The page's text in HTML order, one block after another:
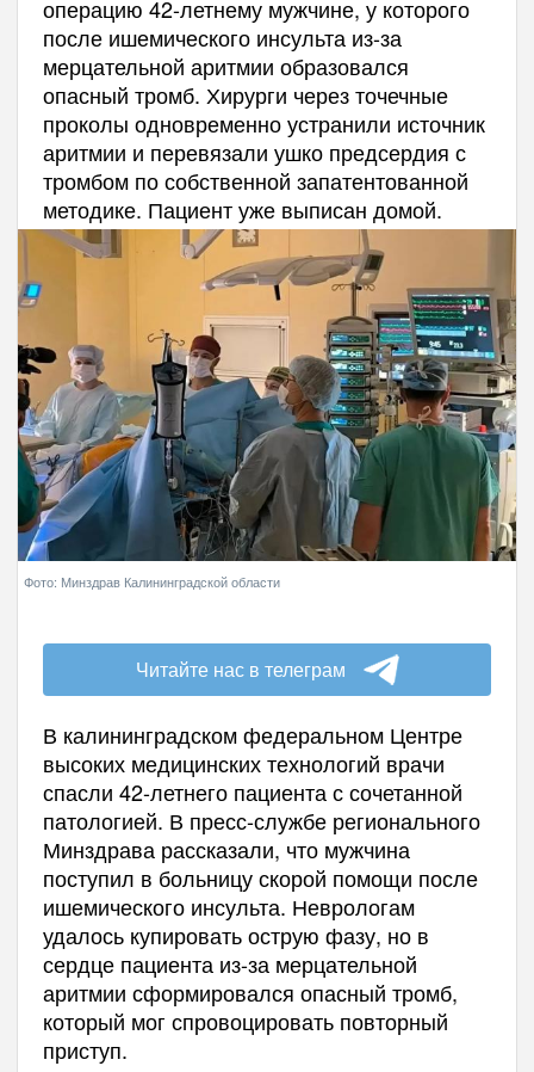
операцию 42-летнему мужчине, у которого
после ишемического инсульта из-за
мерцательной аритмии образовался
опасный тромб. Хирурги через точечные
проколы одновременно устранили источник
аритмии и перевязали ушко предсердия с
тромбом по собственной запатентованной
методике. Пациент уже выписан домой.
Фото: Минздрав Калининградской области
Читайте нас в телеграм
В калининградском федеральном Центре
высоких медицинских технологий врачи
спасли 42-летнего пациента с сочетанной
патологией. В пресс-службе регионального
Минздрава рассказали, что мужчина
поступил в больницу скорой помощи после
ишемического инсульта. Неврологам
удалось купировать острую фазу, но в
сердце пациента из-за мерцательной
аритмии сформировался опасный тромб,
который мог спровоцировать повторный
приступ.